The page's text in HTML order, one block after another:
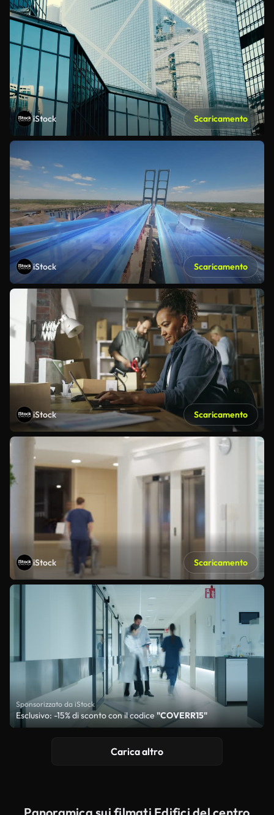
iStock Scaricamento
iStock Scaricamento
iStock Scaricamento
iStock Scaricamento
Sponsorizzato da iStock
Esclusivo: -15% di sconto con il codice"COVERR15"
Carica altro